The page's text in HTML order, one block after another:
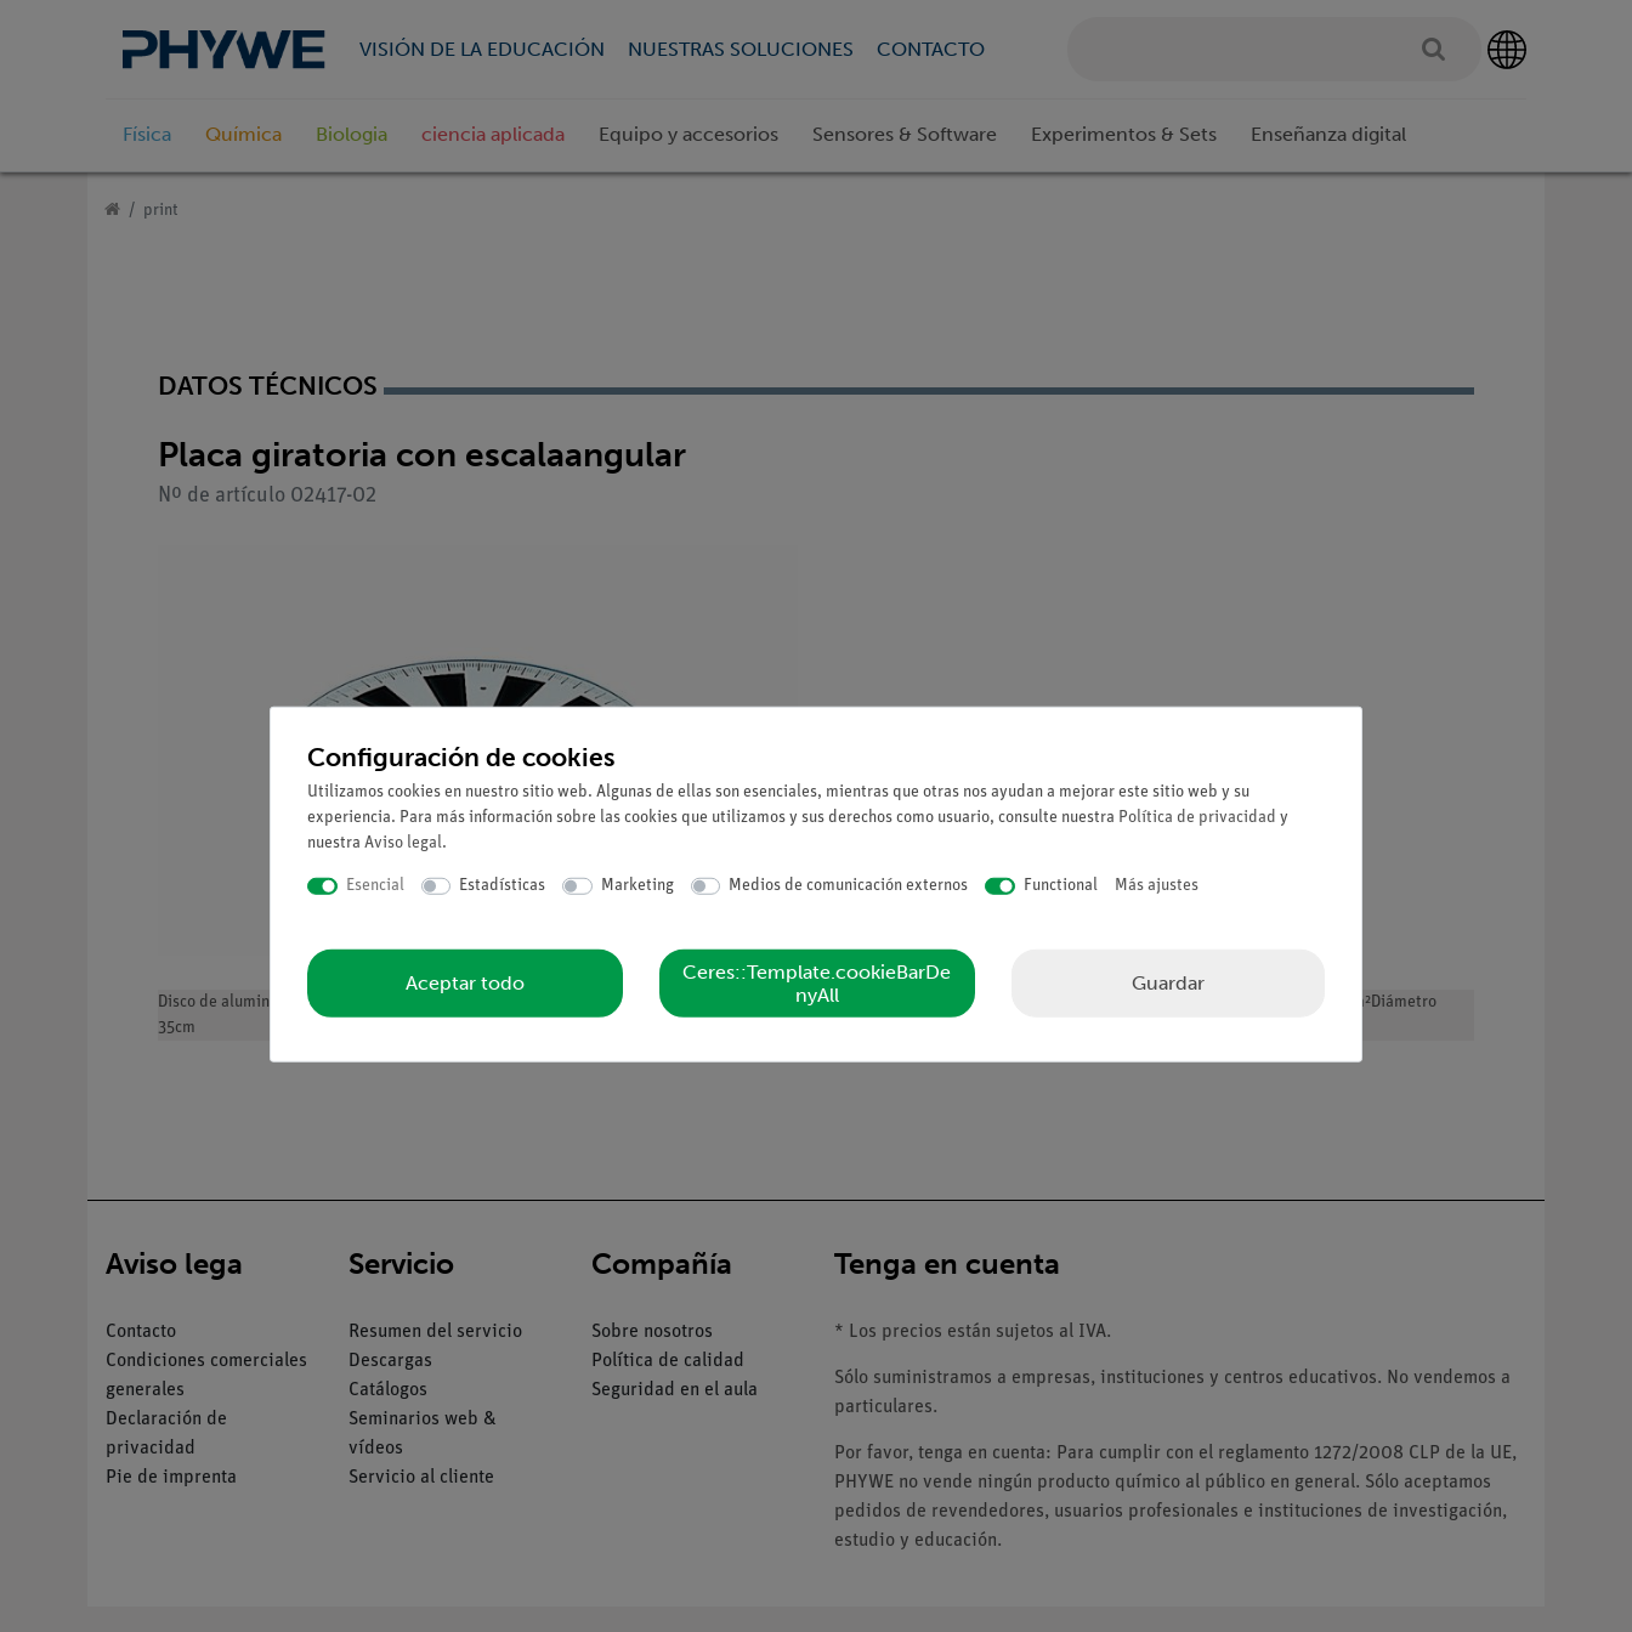
VISIÓN DE LA EDUCACIÓN NUESTRAS SOLUCIONES CONTACTO
Física Química Biologia ciencia aplicada Equipo y accesorios Sensores & Software Experimentos & Sets Enseñanza digital
print
DATOS TÉCNICOS
Placa giratoria con escalaangular
Nº de artículo 02417-02
Disco de aluminio pintado en blacon conorificio central para el bulón eje.Divisiones de demostración de 15° yescala fina con divisiones de 1°.Momento de inercia 126kg cm²Diámetro
35cm
Aviso lega
Contacto
Condiciones comerciales
generales
Declaración de
privacidad
Pie de imprenta
Servicio
Resumen del servicio
Descargas
Catálogos
Seminarios web &
vídeos
Servicio al cliente
Compañía
Sobre nosotros
Política de calidad
Seguridad en el aula
Tenga en cuenta
* Los precios están sujetos al IVA.
Sólo suministramos a empresas, instituciones y centros educativos. No vendemos a
particulares.
Por favor, tenga en cuenta: Para cumplir con el reglamento 1272/2008 CLP de la UE,
PHYWE no vende ningún producto químico al público en general. Sólo aceptamos
pedidos de revendedores, usuarios profesionales e instituciones de investigación,
estudio y educación.
Configuración de cookies
Utilizamos cookies en nuestro sitio web. Algunas de ellas son esenciales, mientras que otras nos ayudan a mejorar este sitio web y su
experiencia. Para más información sobre las cookies que utilizamos y sus derechos como usuario, consulte nuestra Política de privacidad y
nuestra Aviso legal.
Esencial Estadísticas Marketing Medios de comunicación externos Functional Más ajustes
Aceptar todo
Ceres::Template.cookieBarDe
nyAll
Guardar